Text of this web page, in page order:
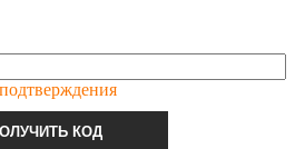
КОД